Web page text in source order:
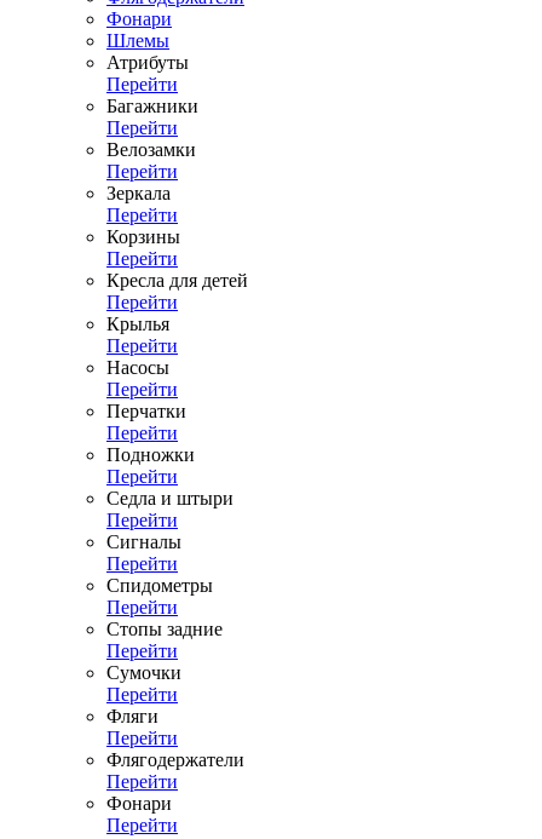
Фонари
Шлемы
Атрибуты
Перейти
Багажники
Перейти
Велозамки
Перейти
Зеркала
Перейти
Корзины
Перейти
Кресла для детей
Перейти
Крылья
Перейти
Насосы
Перейти
Перчатки
Перейти
Подножки
Перейти
Седла и штыри
Перейти
Сигналы
Перейти
Спидометры
Перейти
Стопы задние
Перейти
Сумочки
Перейти
Фляги
Перейти
Флягодержатели
Перейти
Фонари
Перейти